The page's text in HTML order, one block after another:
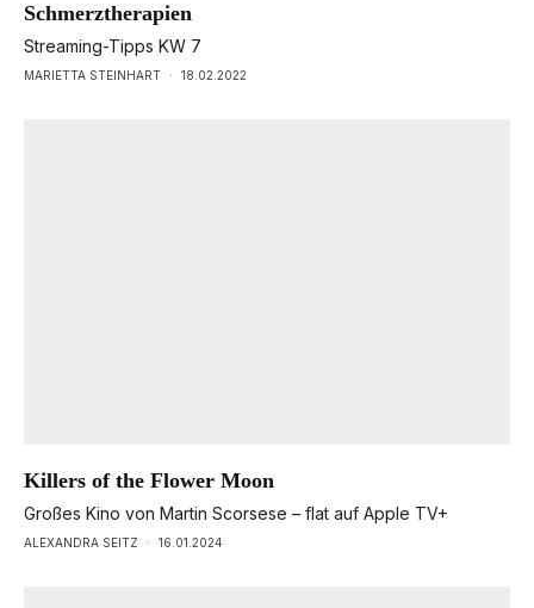
Schmerztherapien
Streaming-Tipps KW 7
MARIETTA STEINHART · 18.02.2022
Killers of the Flower Moon
Großes Kino von Martin Scorsese – flat auf Apple TV+
ALEXANDRA SEITZ · 16.01.2024